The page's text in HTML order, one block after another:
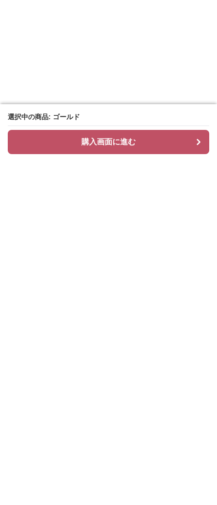
選択中の商品: ゴールド
購入画面に進む
選択中の商品: ゴールド
購入画面に進む